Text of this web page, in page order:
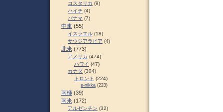
コスタリカ (9)
ハイチ (4)
パナマ (7)
中東 (55)
イスラエル (18)
サウジアラビア (4)
北米 (773)
アメリカ (474)
ハワイ (47)
カナダ (304)
トロント (224)
e-nikka (223)
南極 (39)
南米 (172)
アルゼンチン (32)